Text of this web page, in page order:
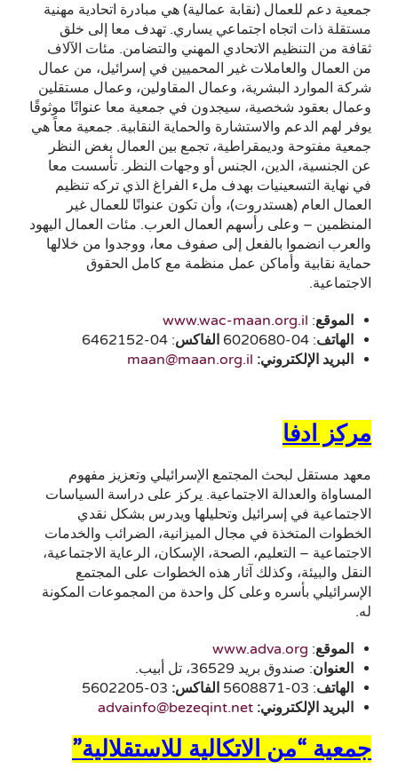
جمعية دعم للعمال (نقابة عمالية) هي مبادرة اتحادية مهنية
مستقلة ذات اتجاه اجتماعي يساري. تهدف معا إلى خلق
ثقافة من التنظيم الاتحادي المهني والتضامن. مئات الآلاف
من العمال والعاملات غير المحميين في إسرائيل، من عمال
شركة الموارد البشرية، وعمال المقاولين، وعمال مستقلين
وعمال بعقود شخصية، سيجدون في جمعية معا عنوانًا موثوقًا
يوفر لهم الدعم والاستشارة والحماية النقابية. جمعية معاً هي
جمعية مفتوحة وديمقراطية، تجمع بين العمال بغض النظر
عن الجنسية، الدين، الجنس أو وجهات النظر. تأسست معا
في نهاية التسعينيات بهدف ملء الفراغ الذي تركه تنظيم
العمال العام (هستدروت)، وأن تكون عنوانًا للعمال غير
المنظمين – وعلى رأسهم العمال العرب. مئات العمال اليهود
والعرب انضموا بالفعل إلى صفوف معا، ووجدوا من خلالها
حماية نقابية وأماكن عمل منظمة مع كامل الحقوق
الاجتماعية.
الموقع:
الهاتف: 04-6020680 الفاكس: 04-6462152
البريد الإلكتروني: maan@maan.org.il
مركز ادفا
معهد مستقل لبحث المجتمع الإسرائيلي وتعزيز مفهوم
المساواة والعدالة الاجتماعية. يركز على دراسة السياسات
الاجتماعية في إسرائيل وتحليلها ويدرس بشكل نقدي
الخطوات المتخذة في مجال الميزانية، الضرائب والخدمات
الاجتماعية – التعليم، الصحة، الإسكان، الرعاية الاجتماعية،
النقل والبيئة، وكذلك آثار هذه الخطوات على المجتمع
الإسرائيلي بأسره وعلى كل واحدة من المجموعات المكونة
له.
الموقع:
العنوان: صندوق بريد 36529، تل أبيب.
الهاتف: 03-5608871 الفاكس:
البريد الإلكتروني: advainfo@bezeqint.net
جمعية “من الاتكالية للاستقلالية”